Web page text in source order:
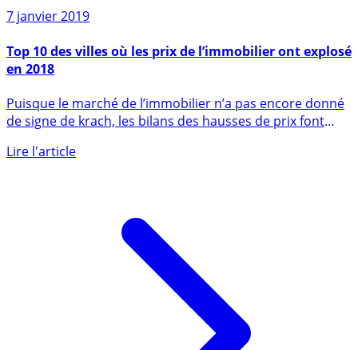
Top 10 des villes où les prix de l’immobilier ont explosé
Puisque le marché de l’immobilier n’a pas encore donné
de signe de krach, les bilans des hausses de prix font
toujours (...)